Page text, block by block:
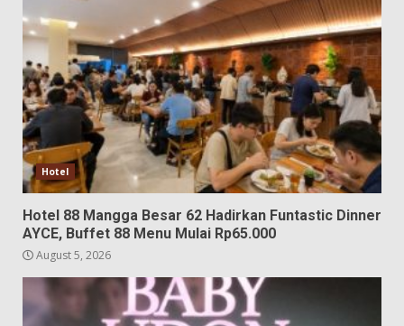
Hotel
Hotel 88 Mangga Besar 62 Hadirkan Funtastic Dinner
AYCE, Buffet 88 Menu Mulai Rp65.000
August 5, 2026